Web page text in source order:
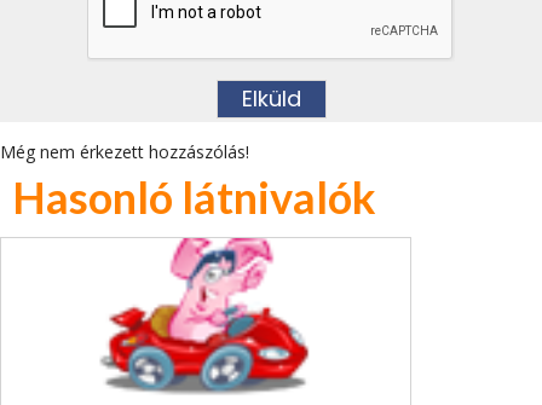
Még nem érkezett hozzászólás!
Hasonló látnivalók